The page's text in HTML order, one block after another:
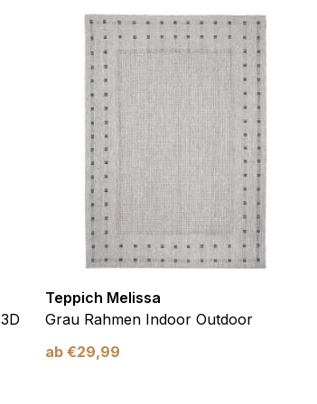
Teppich Melissa
Grau Rahmen Indoor Outdoor
ab €29,99
Betreibern zu verstehen, wie sich
sammeln und melden.
verwendet, um Benutzer über Websites hinweg
Benutzer relevant und ansprechend sind
sind solche, die analysiert werden und
Meine Einstellungen speichern